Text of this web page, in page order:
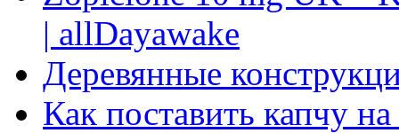
| allDayawake
Деревянные
Как поставить капчу